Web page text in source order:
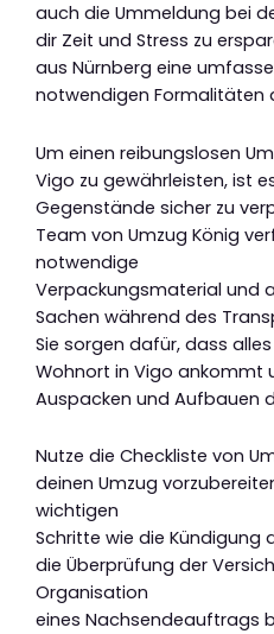
auch die Ummeldung bei
dir Zeit und Stress zu
aus Nürnberg eine
notwendigen Formalitäten
Um einen reibungslosen
Vigo zu gewährleisten, ist
Gegenstände sicher zu
Team von Umzug König
notwendige
Verpackungsmaterial und
Sachen während des
Sie sorgen dafür, dass
Wohnort in Vigo ankommt
Auspacken und Aufbauen
Nutze die Checkliste von
deinen Umzug
wichtigen
Schritte wie die Kündigung
die Überprüfung der
Organisation
eines Nachsendeauftrags